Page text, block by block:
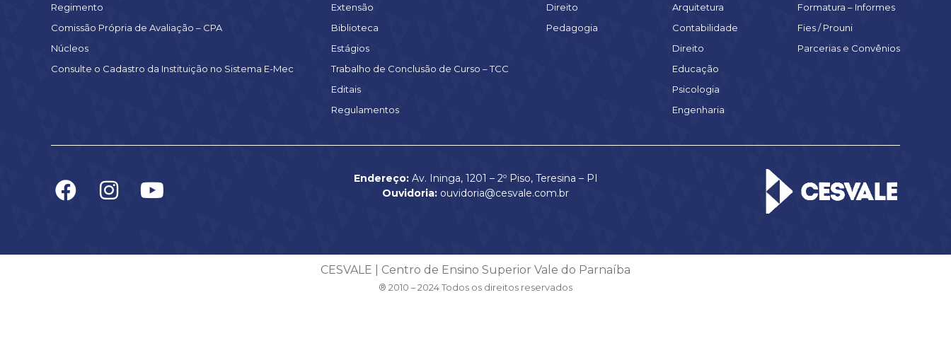
Regimento
Comissão Própria de Avaliação – CPA
Núcleos
Consulte o Cadastro da Instituição no Sistema E-Mec
Extensão
Biblioteca
Estágios
Trabalho de Conclusão de Curso – TCC
Editais
Regulamentos
Direito
Pedagogia
Arquitetura
Contabilidade
Direito
Educação
Psicologia
Engenharia
Formatura – Informes
Fies / Prouni
Parcerias e Convênios
Endereço:Av. Ininga, 1201 – 2º Piso, Teresina – PI
Ouvidoria: ouvidoria@cesvale.com.br
CESVALE | Centro de Ensino Superior Vale do Parnaíba
® 2010 – 2024 Todos os direitos reservados